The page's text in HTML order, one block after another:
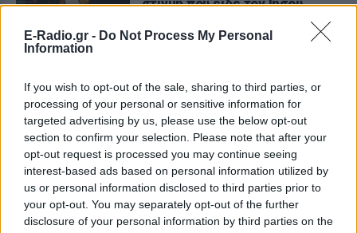
E-Radio.gr - Do Not Process My Personal
Information
If you wish to opt-out of the sale, sharing to third parties, or
processing of your personal or sensitive information for
targeted advertising by us, please use the below opt-out
section to confirm your selection. Please note that after your
opt-out request is processed you may continue seeing
interest-based ads based on personal information utilized by
us or personal information disclosed to third parties prior to
your opt-out. You may separately opt-out of the further
disclosure of your personal information by third parties on the
στιγμή που είδε τον Ιησού
Η τραγουδίστρια περιέγραψε μέσα από
νοσοκομείο της Αρτας.
Η Ιωάννα Τούνη δημοσίευσε
υλικό από τις διακοπές της στη
Μύκονο: Όσο και αν έχω
ταξιδέψει, αυτός είναι ο
αγαπημένος μου προορισμός
ΣΉΜΕΡΑ
Η Instagrammer έδειξε στους
διαδικτυακούς της ακόλουθους εικόνες